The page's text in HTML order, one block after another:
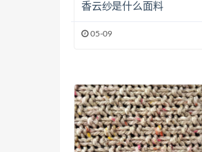
香云纱是什么面料
05-09